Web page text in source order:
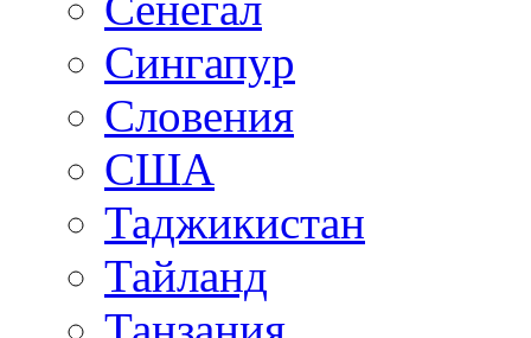
Сингапур
Словения
США
Таджикистан
Тайланд